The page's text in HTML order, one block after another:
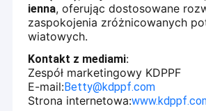
Dom
Produkty
Filmy
ienna, oferując dostosowane
zaspokojenia zróżnicowanych
wiatowych.
Kontakt z mediami:
Zespół marketingowy KDPPF
E-mail:Betty@kdppf.com
Strona internetowa:
wysokiej technologii specjalizującym się w
przemysłowym termoplastycznych
(TPU).produkcjaKailong New Material jest
importowanych linii produkcyjnych